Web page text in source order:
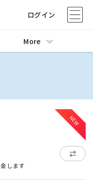
ログイン
More
します